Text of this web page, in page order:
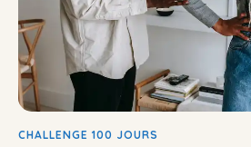
CHALLENGE 100 JOURS